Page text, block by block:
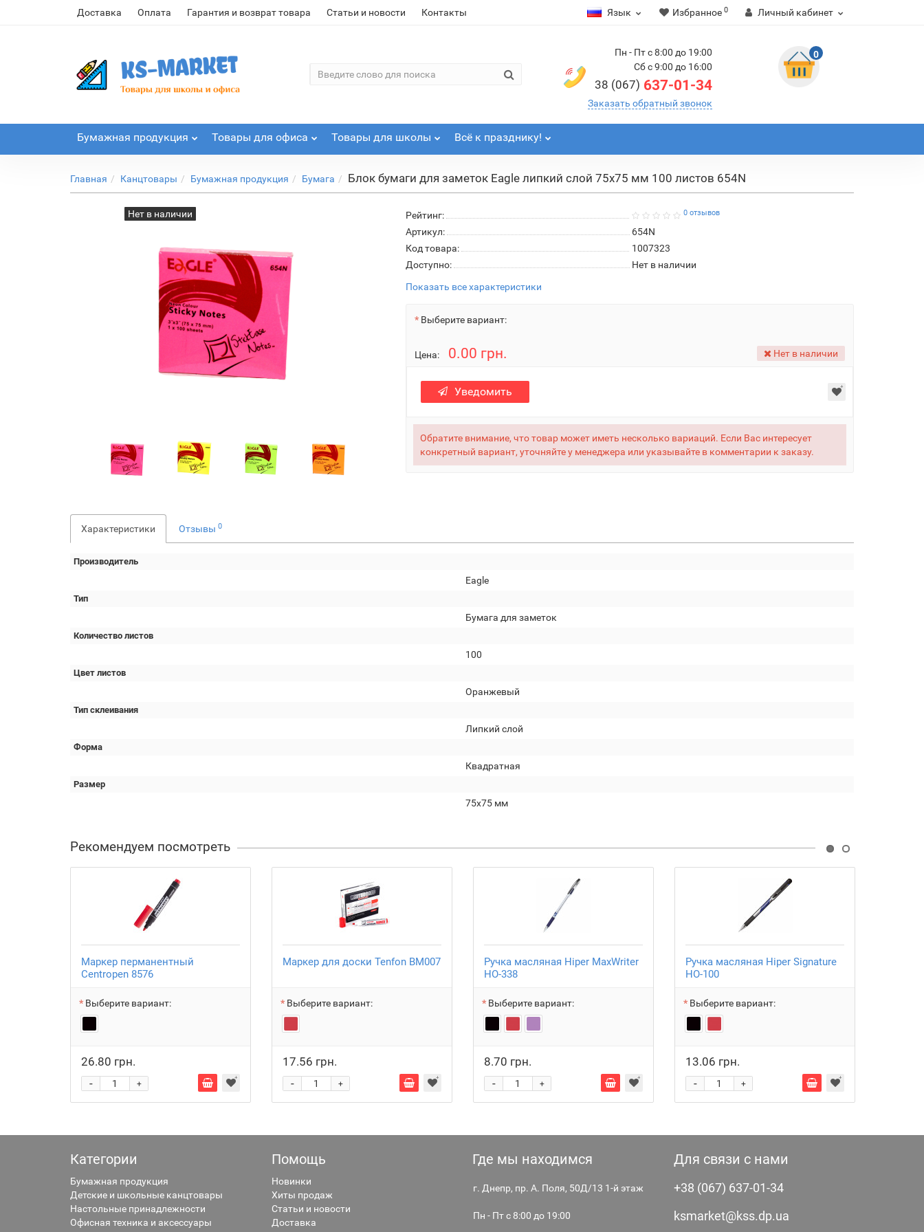
Доставка Оплата Гарантия и возврат товара Статьи и новости Контакты Язык Избранное 0 Личный кабинет
Пн - Пт с 8:00 до 19:00
Сб с 9:00 до 16:00
38 (067) 637-01-34
Заказать обратный звонок
0
Бумажная продукция Товары для офиса Товары для школы Всё к празднику!
Главная Канцтовары Бумажная продукция Бумага Блок бумаги для заметок Eagle липкий слой 75х75 мм 100 листов 654N
Нет в наличии Рейтинг: 0 отзывов
Артикул:
654N
Код товара:
1007323
Доступно:
Нет в наличии
Показать все характеристики
Выберите вариант:
Цена: 0.00 грн. Нет в наличии
Уведомить
Обратите внимание, что товар может иметь несколько вариаций. Если Вас интересует
конкретный вариант, уточняйте у менеджера или указывайте в комментарии к заказу.
Характеристики Отзывы 0
Производитель
Eagle
Тип
Бумага для заметок
Количество листов
100
Цвет листов
Оранжевый
Тип склеивания
Липкий слой
Форма
Квадратная
Размер
75х75 мм
Рекомендуем посмотреть
Маркер перманентный
Centropen 8576
Выберите вариант:
26.80 грн.
+
-
Маркер для доски Tenfon BM007
Выберите вариант:
17.56 грн.
+
-
Ручка масляная Hiper MaxWriter
HO-338
Выберите вариант:
8.70 грн.
+
-
Ручка масляная Hiper Signature
HO-100
Выберите вариант:
13.06 грн.
+
-
Категории
Бумажная продукция
Детские и школьные канцтовары
Настольные принадлежности
Офисная техника и аксессуары
Помощь
Новинки
Хиты продаж
Статьи и новости
Доставка
Где мы находимся
г. Днепр, пр. А. Поля, 50Д/13 1-й этаж
Пн - Пт с 8:00 до 19:00
Для связи с нами
+38 (067) 637-01-34
ksmarket@kss.dp.ua